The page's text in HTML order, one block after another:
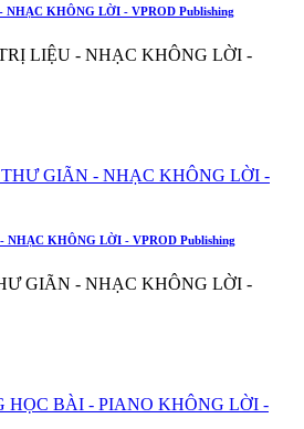
NHẠC KHÔNG LỜI - VPROD Publishing
LIỆU - NHẠC KHÔNG LỜI -
KHÔNG LỜI - VPROD Publishing
GIÃN - NHẠC KHÔNG LỜI -